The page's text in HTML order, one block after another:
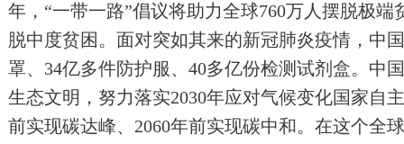
年，“一带一路”倡议将助力全球760万人摆脱极端
脱中度贫困。面对突如其来的新冠肺炎疫情，中
罩、34亿多件防护服、40多亿份检测试剂盒。中
生态文明，努力落实2030年应对气候变化国家自
前实现碳达峰、2060年前实现碳中和。在这个全